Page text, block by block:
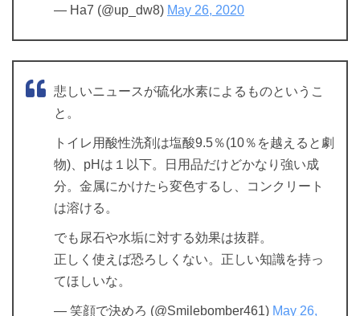
— Ha7 (@up_dw8) May 26, 2020
悲しいニュースが硫化水素によるものというこ
と。
トイレ用酸性洗剤は塩酸9.5％(10％を越えると劇
物)、pHは１以下。日用品だけどかなり強い成
分。金属にかけたら変色するし、コンクリート
は溶ける。
でも尿石や水垢に対する効果は抜群。
正しく使えば恐ろしくない。正しい知識を持っ
てほしいな。
— 笑顔で決めろ (@Smilebomber461) May 26,